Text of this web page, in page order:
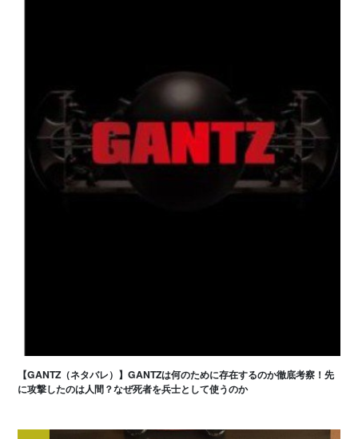
【GANTZ（ネタバレ）】GANTZは何のために存在するのか徹底考察！先
に攻撃したのは人間？なぜ死者を兵士として使うのか